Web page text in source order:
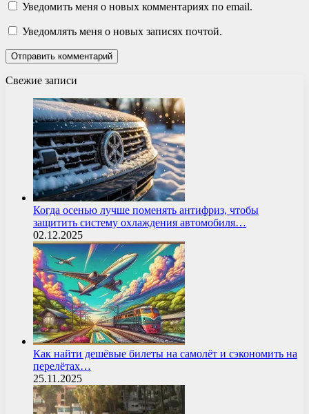
Уведомить меня о новых комментариях по email.
Уведомлять меня о новых записях почтой.
Свежие записи
Когда осенью лучше поменять антифриз, чтобы
защитить систему охлаждения автомобиля…
02.12.2025
Как найти дешёвые билеты на самолёт и сэкономить на
перелётах…
25.11.2025